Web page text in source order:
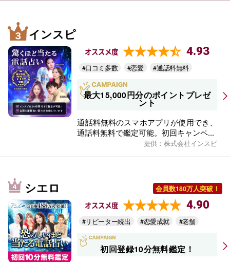
インスピ
オススメ度 4.93
#口コミ多数 #恋愛 #通話料無料
最大15,000円分のポイントプレゼ
ント
通話料無料のスマホアプリが使用でき、
通話料無料で鑑定可能。初回キャンペ...
提供：株式会社インスピ
シエロ 会員数180万人突破！
オススメ度 4.90
#リピーター続出 #恋愛成就 #老舗
初回登録10分無料鑑定！